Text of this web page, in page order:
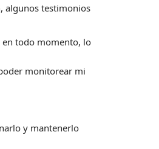
algunos testimonios
en todo momento, lo
monitorear mi
y mantenerlo